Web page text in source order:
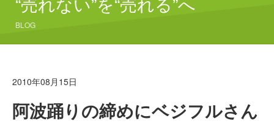
BLOG
2010年08月15日
阿波踊りの締めにベジフルさん